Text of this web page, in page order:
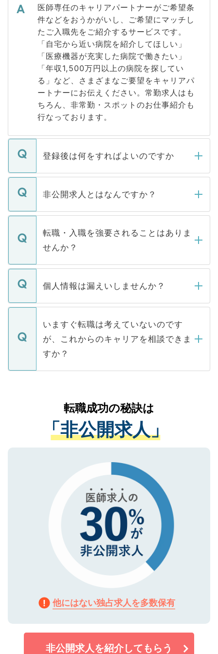
医師専任のキャリアパートナーがご希望条
件などをおうかがいし、ご希望にマッチし
たご入職先をご紹介するサービスです。
「自宅から近い病院を紹介してほしい」
「医療機器が充実した病院で働きたい」
「年収1,500万円以上の病院を探してい
る」など、さまざまなご要望をキャリアパ
ートナーにお伝えください。常勤求人はも
ちろん、非常勤・スポットのお仕事紹介も
行なっております。
登録後は何をすればよいのですか
ご登録いただきましたら、弊社担当者がご
登録内容を確認し、その後メールもしくは
ます。通常、5営業日以内にはご連絡をせて
いただきますので、しばらくお待ちくださ
非公開求人とはなんですか？
マイナビDOCTORで取り扱っている求人の
うち約3割は、Webサイトからご覧いただ
けない「非公開求人」です。非公開求人は
下記の理由によって、一般には公開してい
ません。
■応募殺到を避けるため 人気のある医療機
関を公にしてしまうと、応募が殺到する場
に、医療機関が求める条件に合った人材の
みを人材紹介会社に依頼するケースが増え
ています。
転職・入職を強要されることはありま
せんか？
転職・入職を強要することは一切ありませ
ん。また、仮に応募先から内定をいただい
定を承諾する必要はありません。内定先へ
の辞退の連絡はキャリアパートナーが行い
個人情報は漏えいしませんか？
個人情報が漏えいすることはありませんの
で、ご安心ください。当サイトからの登録
などで収集したご登録者様の個人情報は、
ご本人のキャリアアップおよび転職活動の
支援を目的に使用いたします。お預かりし
ているすべての個人データはご本人の許可
は、個人情報の取り扱いについての厳密な
管理基準を満たした事業者のみに付与され
る、プライバシーマークを取得済みです。
で、機密保持に関してもご安心ください。
いますぐ転職は考えていないのです
が、これからのキャリアを相談できま
すか？
かがいして、現在の医療機関の状況や紹介
経験をまじえながら、適切なアドバイスを
させていただきます。すぐにご転職をされ
ない方には、長期的なサポートが可能です
ので、まずはご登録ください。
転職成功の秘訣は
「非公開求人」
他にはない独占求人を多数保有
非公開求人を紹介してもらう